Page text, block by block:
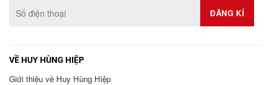
VỀ HUY HÙNG HIỆP
Giới thiệu về Huy Hùng Hiệp